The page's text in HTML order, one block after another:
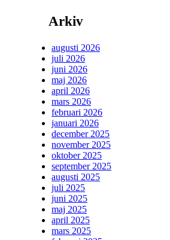
Arkiv
augusti 2026
juli 2026
juni 2026
maj 2026
april 2026
mars 2026
februari 2026
januari 2026
december 2025
november 2025
oktober 2025
september 2025
augusti 2025
juli 2025
juni 2025
maj 2025
april 2025
mars 2025